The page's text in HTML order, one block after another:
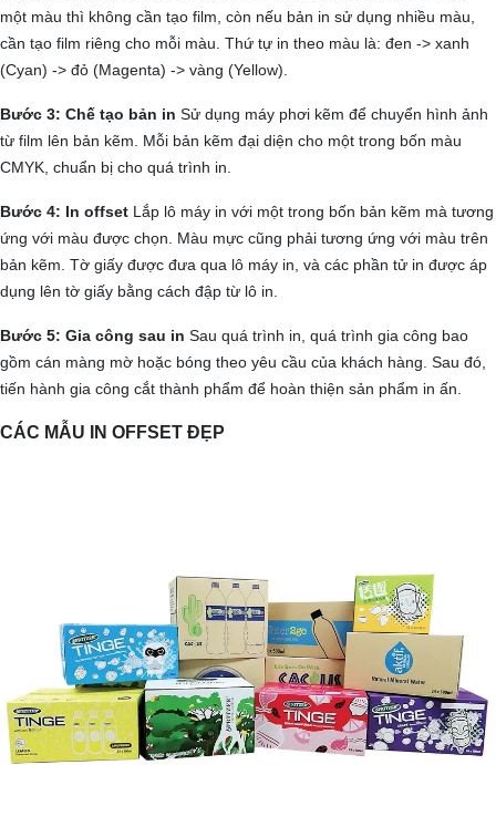
một màu thì không cần tạo film, còn nếu bản in sử dụng nhiều màu,
cần tạo film riêng cho mỗi màu. Thứ tự in theo màu là: đen -> xanh
(Cyan) -> đỏ (Magenta) -> vàng (Yellow).
Bước 3: Chế tạo bản in Sử dụng máy phơi kẽm để chuyển hình ảnh
từ film lên bản kẽm. Mỗi bản kẽm đại diện cho một trong bốn màu
CMYK, chuẩn bị cho quá trình in.
Bước 4: In offset Lắp lô máy in với một trong bốn bản kẽm mà tương
ứng với màu được chọn. Màu mực cũng phải tương ứng với màu trên
bản kẽm. Tờ giấy được đưa qua lô máy in, và các phần tử in được áp
dụng lên tờ giấy bằng cách đập từ lô in.
Bước 5: Gia công sau in Sau quá trình in, quá trình gia công bao
gồm cán màng mờ hoặc bóng theo yêu cầu của khách hàng. Sau đó,
tiến hành gia công cắt thành phẩm để hoàn thiện sản phẩm in ấn.
CÁC MẪU IN OFFSET ĐẸP